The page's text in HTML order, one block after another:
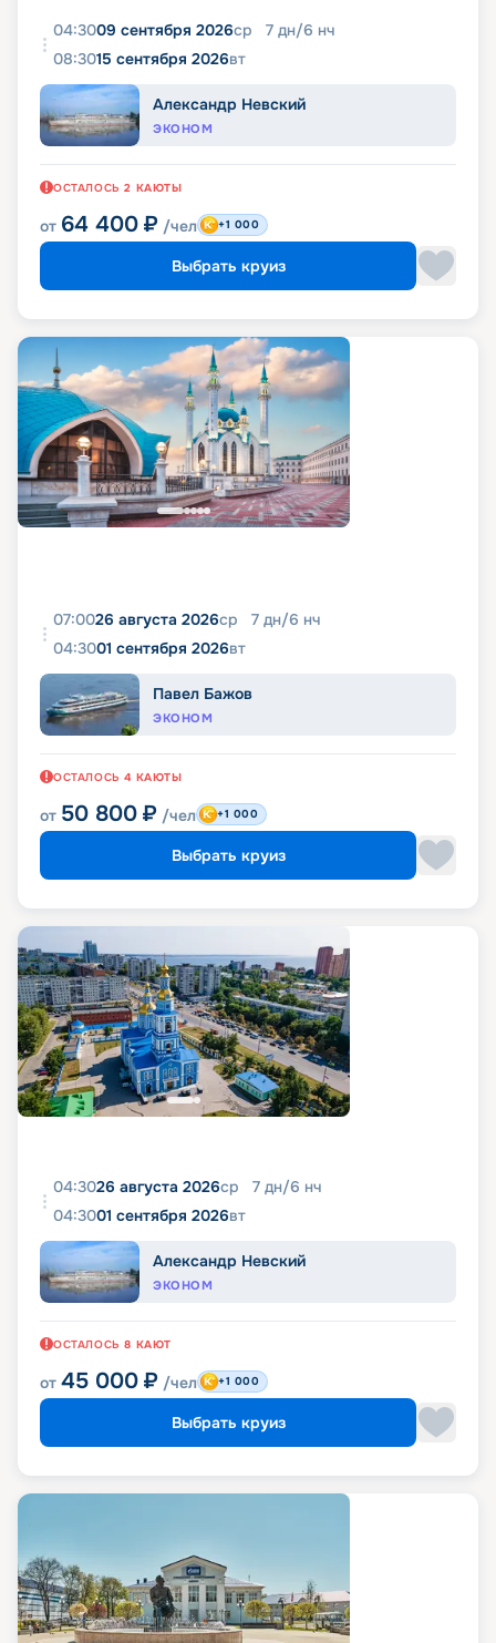
04:3009 сентября 2026ср 7 дн/6 нч
08:3015 сентября 2026вт
Александр Невский
ЭКОНОМ
ОСТАЛОСЬ 2 КАЮТЫ
от 64 400 ₽ /чел +1 000
Выбрать круиз
07:0026 августа 2026ср 7 дн/6 нч
04:3001 сентября 2026вт
Павел Бажов
ЭКОНОМ
ОСТАЛОСЬ 4 КАЮТЫ
от 50 800 ₽ /чел +1 000
Выбрать круиз
04:3026 августа 2026ср 7 дн/6 нч
04:3001 сентября 2026вт
Александр Невский
ЭКОНОМ
ОСТАЛОСЬ 8 КАЮТ
от 45 000 ₽ /чел +1 000
Выбрать круиз